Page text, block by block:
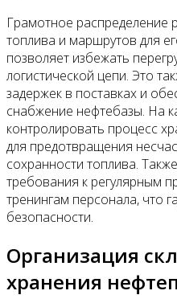
Грамотное распределение
топлива и маршрутов для
позволяет избежать
логистической цепи. Это
задержек в поставках и
снабжение нефтебазы. На
контролировать процесс
для предотвращения
сохранности топлива.
требования к регулярным
тренингам персонала, что
безопасности.
Организация
хранения